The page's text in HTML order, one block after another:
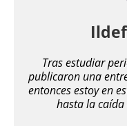
Tras estudiar
publicaron una
entonces estoy en
hasta la